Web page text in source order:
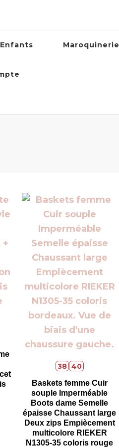
Enfants Maroquinerie
38 40
Baskets femme Cuir
souple Imperméable
Boots dame Semelle
épaisse Chaussant large
Deux zips Empiècement
multicolore RIEKER
N1305-35 coloris rouge